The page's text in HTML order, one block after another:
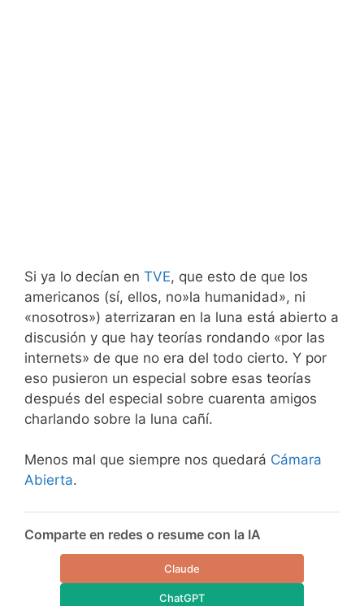
Si ya lo decían en TVE, que esto de que los
americanos (sí, ellos, no»la humanidad», ni
«nosotros») aterrizaran en la luna está abierto a
discusión y que hay teorías rondando «por las
internets» de que no era del todo cierto. Y por
eso pusieron un especial sobre esas teorías
después del especial sobre cuarenta amigos
charlando sobre la luna cañí.
Menos mal que siempre nos quedará Cámara
Abierta.
Comparte en redes o resume con la IA
Claude
ChatGPT